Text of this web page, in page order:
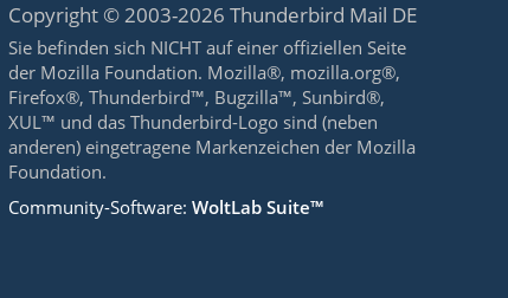
Copyright © 2003-2026 Thunderbird Mail DE
Sie befinden sich NICHT auf einer offiziellen Seite
der Mozilla Foundation. Mozilla®, mozilla.org®,
Firefox®, Thunderbird™, Bugzilla™, Sunbird®,
XUL™ und das Thunderbird-Logo sind (neben
anderen) eingetragene Markenzeichen der Mozilla
Foundation.
Community-Software:WoltLab Suite™